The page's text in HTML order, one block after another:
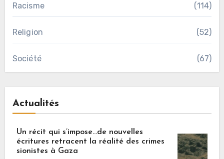
Racisme (114)
Religion (52)
Société (67)
Actualités
Un récit qui s’impose…de nouvelles
écritures retracent la réalité des crimes
sionistes à Gaza